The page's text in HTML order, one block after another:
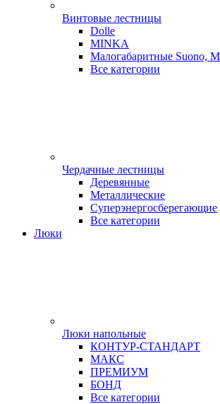
Винтовые лестницы
Dolle
MINKA
Малогабаритные Suono,
Все категории
Чердачные лестницы
Деревянные
Металлические
Суперэнергосберегающие
Все категории
Люки
Люки напольные
КОНТУР-СТАНДАРТ
МАКС
ПРЕМИУМ
БОНД
Все категории